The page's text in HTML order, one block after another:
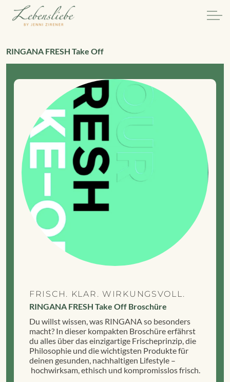
RINGANA FRESH Take Off
FRISCH. KLAR. WIRKUNGSVOLL.
RINGANA FRESH Take Off Broschüre
Du willst wissen, was RINGANA so besonders
macht? In dieser kompakten Broschüre erfährst
du alles über das einzigartige Frischeprinzip, die
Philosophie und die wichtigsten Produkte für
deinen gesunden, nachhaltigen Lifestyle –
hochwirksam, ethisch und kompromisslos frisch.